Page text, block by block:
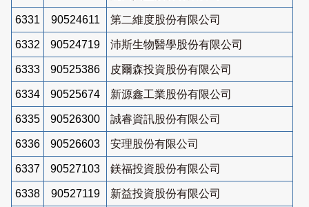
6331 90524611 第二維度股份有限公司
6332 90524719 沛斯生物醫學股份有限公司
6333 90525386 皮爾森投資股份有限公司
6334 90525674 新源鑫工業股份有限公司
6335 90526300 誠睿資訊股份有限公司
6336 90526603 安理股份有限公司
6337 90527103 鎂福投資股份有限公司
6338 90527119 新益投資股份有限公司